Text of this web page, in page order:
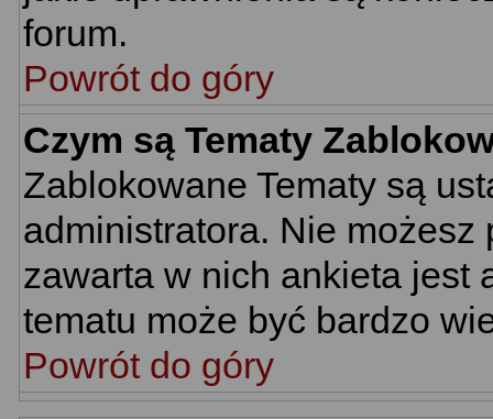
forum.
Powrót do góry
Czym są Tematy
Zablokowane Tematy są
administratora. Nie
zawarta w nich ankieta jest
tematu może być bardzo
Powrót do góry